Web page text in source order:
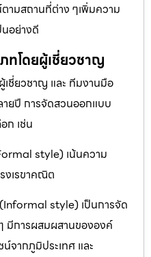
ามสถานที่ต่าง ๆเพิ่มความ
อย่างดี
ทโดยผู้เชี่ยวชาญ
ชี่ยวชาญ และ ทีมงานมือ
ยปี การจัดสวนออกแบบ
ก เช่น
style) เน้นความ
งเรขาคณิต
style) เป็นการจัด
มีการผสมผสานขององค์
น์จากภูมิประเทศ และ